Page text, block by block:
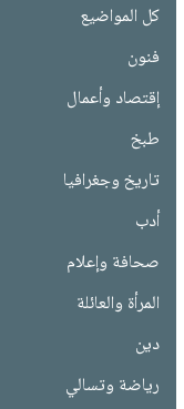
كل المواضيع
فنون
إقتصاد وأعمال
طبخ
تاريخ وجغرافيا
أدب
صحافة وإعلام
المرأة والعائلة
دين
رياضة وتسالي